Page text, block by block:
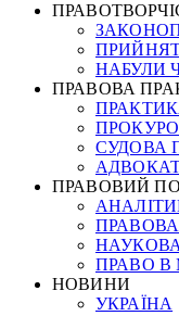
НАБУЛИ
ПРАВОВА
СУДОВА
ПРАВОВИЙ
ПРАВО В
НОВИНИ
УКРАЇНА